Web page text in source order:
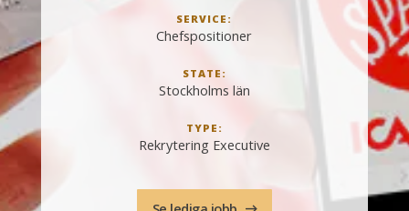
SERVICE:
Chefspositioner
STATE:
Stockholms län
TYPE:
Rekrytering Executive